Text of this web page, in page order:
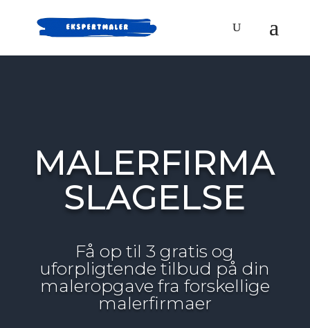
MALERFIRMA
SLAGELSE
Få op til 3 gratis og
uforpligtende tilbud på din
maleropgave fra forskellige
malerfirmaer